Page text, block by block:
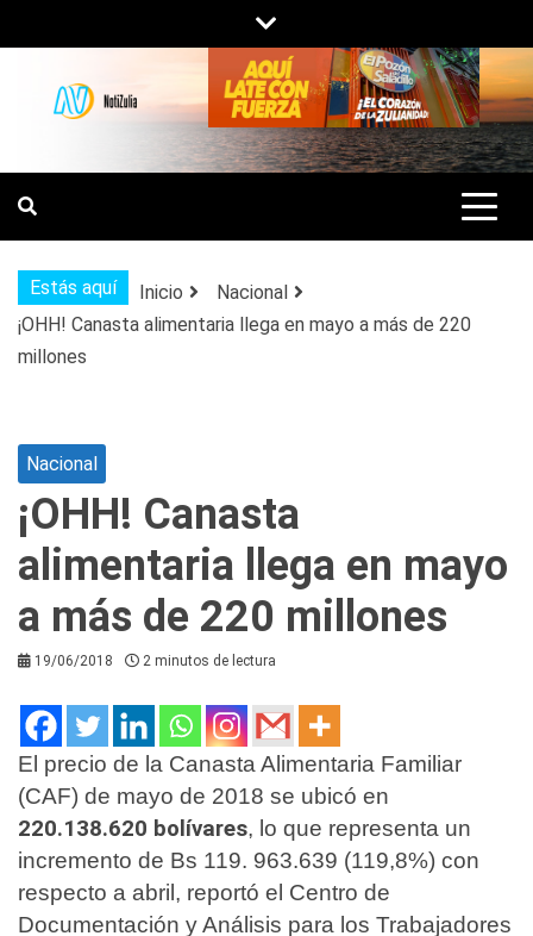
al
contenido
NOTIZULIA
NOTICIAS DEL ZULIA, VENEZUELA Y
DE INTERÉS GENERAL.
Estás aquí Inicio
Nacional
¡OHH! Canasta alimentaria llega en mayo a más de 220
millones
Nacional
¡OHH! Canasta
alimentaria llega en mayo
a más de 220 millones
19/06/2018 2 minutos de lectura
El precio de la Canasta Alimentaria Familiar
(CAF) de mayo de 2018 se ubicó en
220.138.620 bolívares, lo que representa un
incremento de Bs 119. 963.639 (119,8%) con
respecto a abril, reportó el Centro de
Documentación y Análisis para los Trabajadores